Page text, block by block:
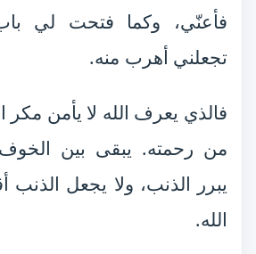
فأعنّي، وكما فتحت لي باب
تجعلني أهرب منه.
فالذي يعرف الله لا يأمن مكر
من رحمته. يبقى بين الخوف
يبرر الذنب، ولا يجعل
الله.